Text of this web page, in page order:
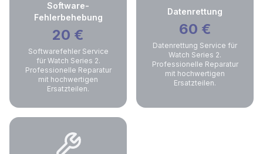
Software-
Fehlerbehebung
20 €
Softwarefehler Service
für Watch Series 2.
Professionelle Reparatur
mit hochwertigen
Ersatzteilen.
Datenrettung
60 €
Datenrettung Service für
Watch Series 2.
Professionelle Reparatur
mit hochwertigen
Ersatzteilen.